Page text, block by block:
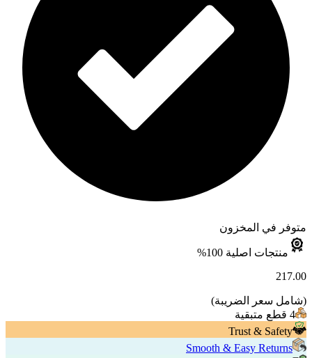
متوفر في المخزون
منتجات اصلية 100%
217.00
(شامل سعر الضريبة)
4 قطع متبقية
Trust & Safety
Smooth & Easy Returns